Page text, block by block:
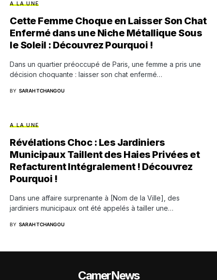
A LA UNE
Cette Femme Choque en Laisser Son Chat
Enfermé dans une Niche Métallique Sous
le Soleil : Découvrez Pourquoi !
Dans un quartier préoccupé de Paris, une femme a pris une
décision choquante : laisser son chat enfermé…
BY SARAH TCHANGOU
A LA UNE
Révélations Choc : Les Jardiniers
Municipaux Taillent des Haies Privées et
Refacturent Intégralement ! Découvrez
Pourquoi !
Dans une affaire surprenante à [Nom de la Ville], des
jardiniers municipaux ont été appelés à tailler une…
BY SARAH TCHANGOU
CamerNews